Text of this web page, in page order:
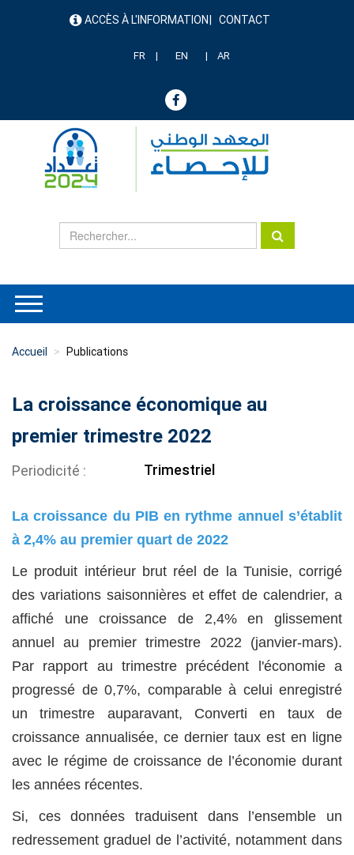
menu ACCÈS À L'INFORMATION CONTACT
FR EN AR
Accueil Publications
La croissance économique au
premier trimestre 2022
Periodicité Trimestriel
La croissance du PIB en rythme annuel s’établit
à 2,4% au premier quart de 2022
Le produit intérieur brut réel de la Tunisie, corrigé
des variations saisonnières et effet de calendrier, a
affiché une croissance de 2,4% en glissement
annuel au premier trimestre 2022 (janvier-mars).
Par rapport au trimestre précédent l'économie a
progressé de 0,7%, comparable à celui enregistré
un trimestre auparavant, Converti en taux de
croissance annualisée, ce dernier taux est en ligne
avec le régime de croissance de l’économie durant
les années récentes.
Si, ces données traduisent dans l’ensemble un
redressement graduel de l’activité, notamment dans